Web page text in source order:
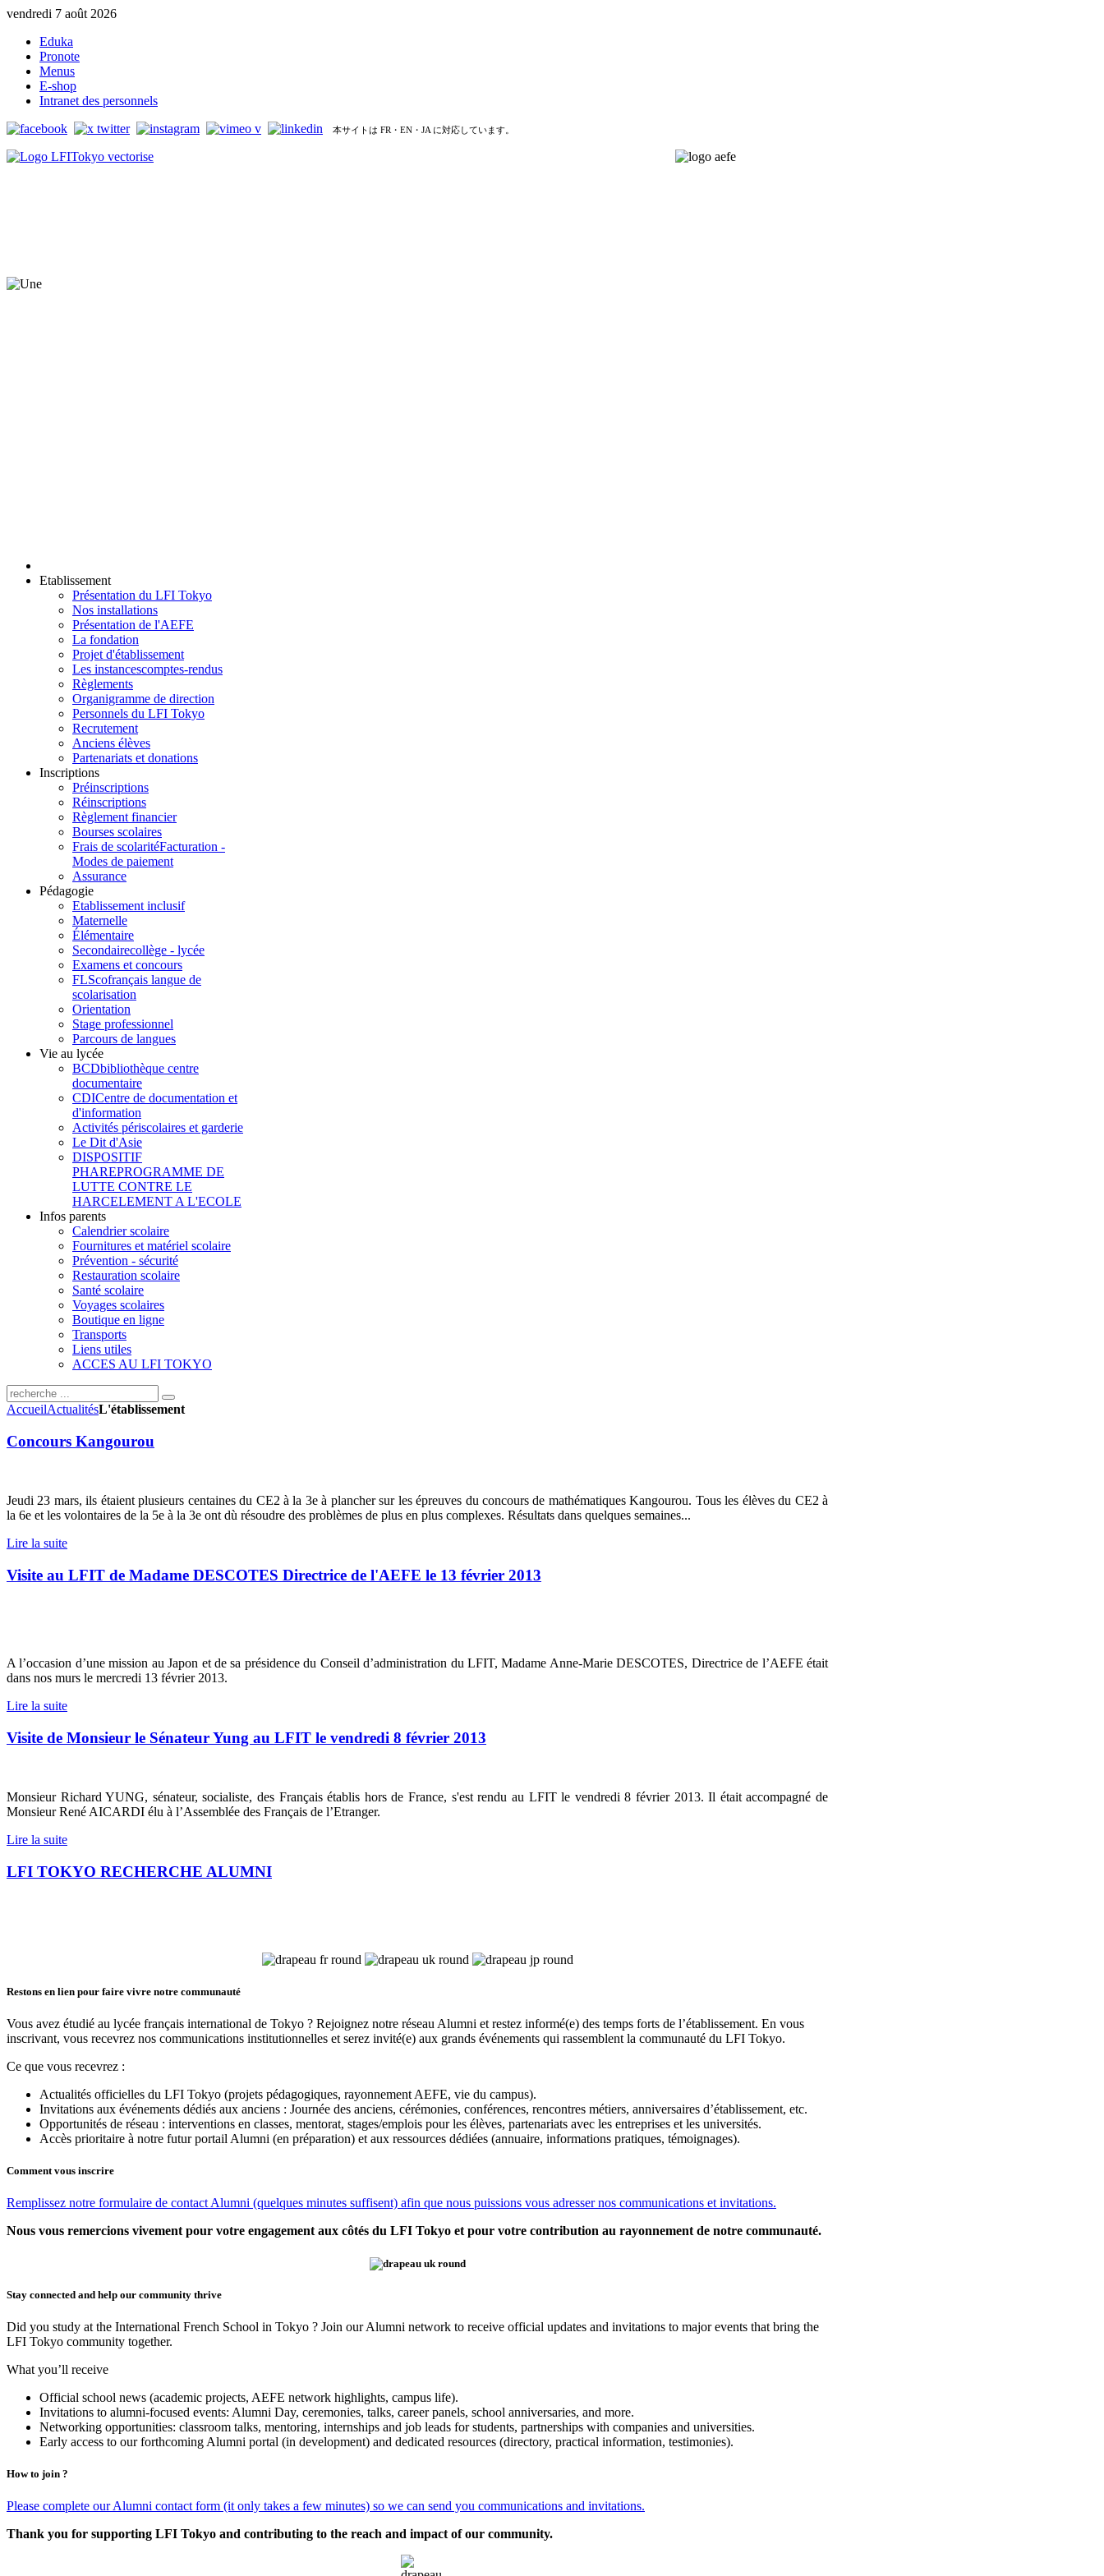
vendredi 7 août 2026
Eduka
Pronote
Menus
E-shop
Intranet des personnels
本サイトは FR・EN・JA に対応しています。
Etablissement
Présentation du LFI Tokyo
Nos installations
Présentation de l'AEFE
La fondation
Projet d'établissement
Les instancescomptes-rendus
Règlements
Organigramme de direction
Personnels du LFI Tokyo
Recrutement
Anciens élèves
Partenariats et donations
Inscriptions
Préinscriptions
Réinscriptions
Règlement financier
Bourses scolaires
Frais de scolaritéFacturation -
Modes de paiement
Assurance
Pédagogie
Etablissement inclusif
Maternelle
Élémentaire
Secondairecollège - lycée
Examens et concours
FLScofrançais langue de
scolarisation
Orientation
Stage professionnel
Parcours de langues
Vie au lycée
BCDbibliothèque centre
documentaire
CDICentre de documentation et
d'information
Activités périscolaires et garderie
Le Dit d'Asie
DISPOSITIF
PHAREPROGRAMME DE
LUTTE CONTRE LE
HARCELEMENT A L'ECOLE
Infos parents
Calendrier scolaire
Fournitures et matériel scolaire
Prévention - sécurité
Restauration scolaire
Santé scolaire
Voyages scolaires
Boutique en ligne
Transports
Liens utiles
ACCES AU LFI TOKYO
AccueilActualitésL'établissement
Concours Kangourou
Jeudi 23 mars, ils étaient plusieurs centaines du CE2 à la 3e à plancher sur les épreuves du concours de mathématiques Kangourou. Tous les élèves du CE2 à
la 6e et les volontaires de la 5e à la 3e ont dù résoudre des problèmes de plus en plus complexes. Résultats dans quelques semaines...
Lire la suite
Visite au LFIT de Madame DESCOTES Directrice de l'AEFE le 13 février 2013
A l’occasion d’une mission au Japon et de sa présidence du Conseil d’administration du LFIT, Madame Anne-Marie DESCOTES, Directrice de l’AEFE était
dans nos murs le mercredi 13 février 2013.
Lire la suite
Visite de Monsieur le Sénateur Yung au LFIT le vendredi 8 février 2013
Monsieur Richard YUNG, sénateur, socialiste, des Français établis hors de France, s'est rendu au LFIT le vendredi 8 février 2013. Il était accompagné de
Monsieur René AICARDI élu à l’Assemblée des Français de l’Etranger.
Lire la suite
LFI TOKYO RECHERCHE ALUMNI
Restons en lien pour faire vivre notre communauté
Vous avez étudié au lycée français international de Tokyo ? Rejoignez notre réseau Alumni et restez informé(e) des temps forts de l’établissement. En vous
inscrivant, vous recevrez nos communications institutionnelles et serez invité(e) aux grands événements qui rassemblent la communauté du LFI Tokyo.
Ce que vous recevrez :
Actualités officielles du LFI Tokyo (projets pédagogiques, rayonnement AEFE, vie du campus).
Invitations aux événements dédiés aux anciens : Journée des anciens, cérémonies, conférences, rencontres métiers, anniversaires d’établissement, etc.
Opportunités de réseau : interventions en classes, mentorat, stages/emplois pour les élèves, partenariats avec les entreprises et les universités.
Accès prioritaire à notre futur portail Alumni (en préparation) et aux ressources dédiées (annuaire, informations pratiques, témoignages).
Comment vous inscrire
Remplissez notre formulaire de contact Alumni (quelques minutes suffisent) afin que nous puissions vous adresser nos communications et invitations.
Nous vous remercions vivement pour votre engagement aux côtés du LFI Tokyo et pour votre contribution au rayonnement de notre communauté.
Stay connected and help our community thrive
Did you study at the International French School in Tokyo ? Join our Alumni network to receive official updates and invitations to major events that bring the
LFI Tokyo community together.
What you’ll receive
Official school news (academic projects, AEFE network highlights, campus life).
Invitations to alumni-focused events: Alumni Day, ceremonies, talks, career panels, school anniversaries, and more.
Networking opportunities: classroom talks, mentoring, internships and job leads for students, partnerships with companies and universities.
Early access to our forthcoming Alumni portal (in development) and dedicated resources (directory, practical information, testimonies).
How to join ?
Please complete our Alumni contact form (it only takes a few minutes) so we can send you communications and invitations.
Thank you for supporting LFI Tokyo and contributing to the reach and impact of our community.